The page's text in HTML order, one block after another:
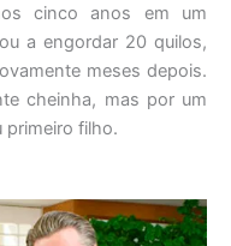
cinco anos em um
a engordar 20 quilos,
meses depois.
cheinha, mas por um
primeiro filho.